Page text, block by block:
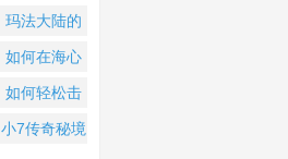
何轻松击败
奇新服终极
BOSS？高难
玛法大陆的
千年诅咒如
何破解？黑
如何在海心
崖258238世
界BOSS战中
如何轻松击
败BOSS？隐
小7传奇秘境